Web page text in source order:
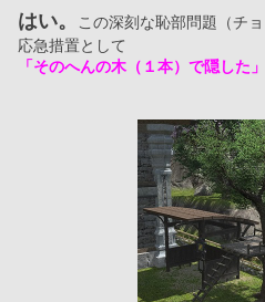
はい。
この深刻な恥部問題（チ
応急措置として
「そのへんの木（１本）で隠した」